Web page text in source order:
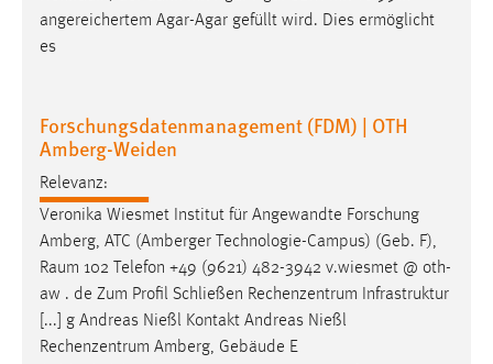
angereichertem Agar-Agar gefüllt wird. Dies ermöglicht
es
Forschungsdatenmanagement (FDM) | OTH
Amberg-Weiden
Relevanz:
Veronika Wiesmet Institut für Angewandte Forschung
Amberg, ATC (Amberger Technologie-Campus) (Geb. F),
Raum 102 Telefon +49 (9621) 482-3942 v.wiesmet @ oth-
aw . de Zum Profil Schließen Rechenzentrum Infrastruktur
[...] g Andreas Nießl Kontakt Andreas Nießl
Rechenzentrum Amberg, Gebäude E